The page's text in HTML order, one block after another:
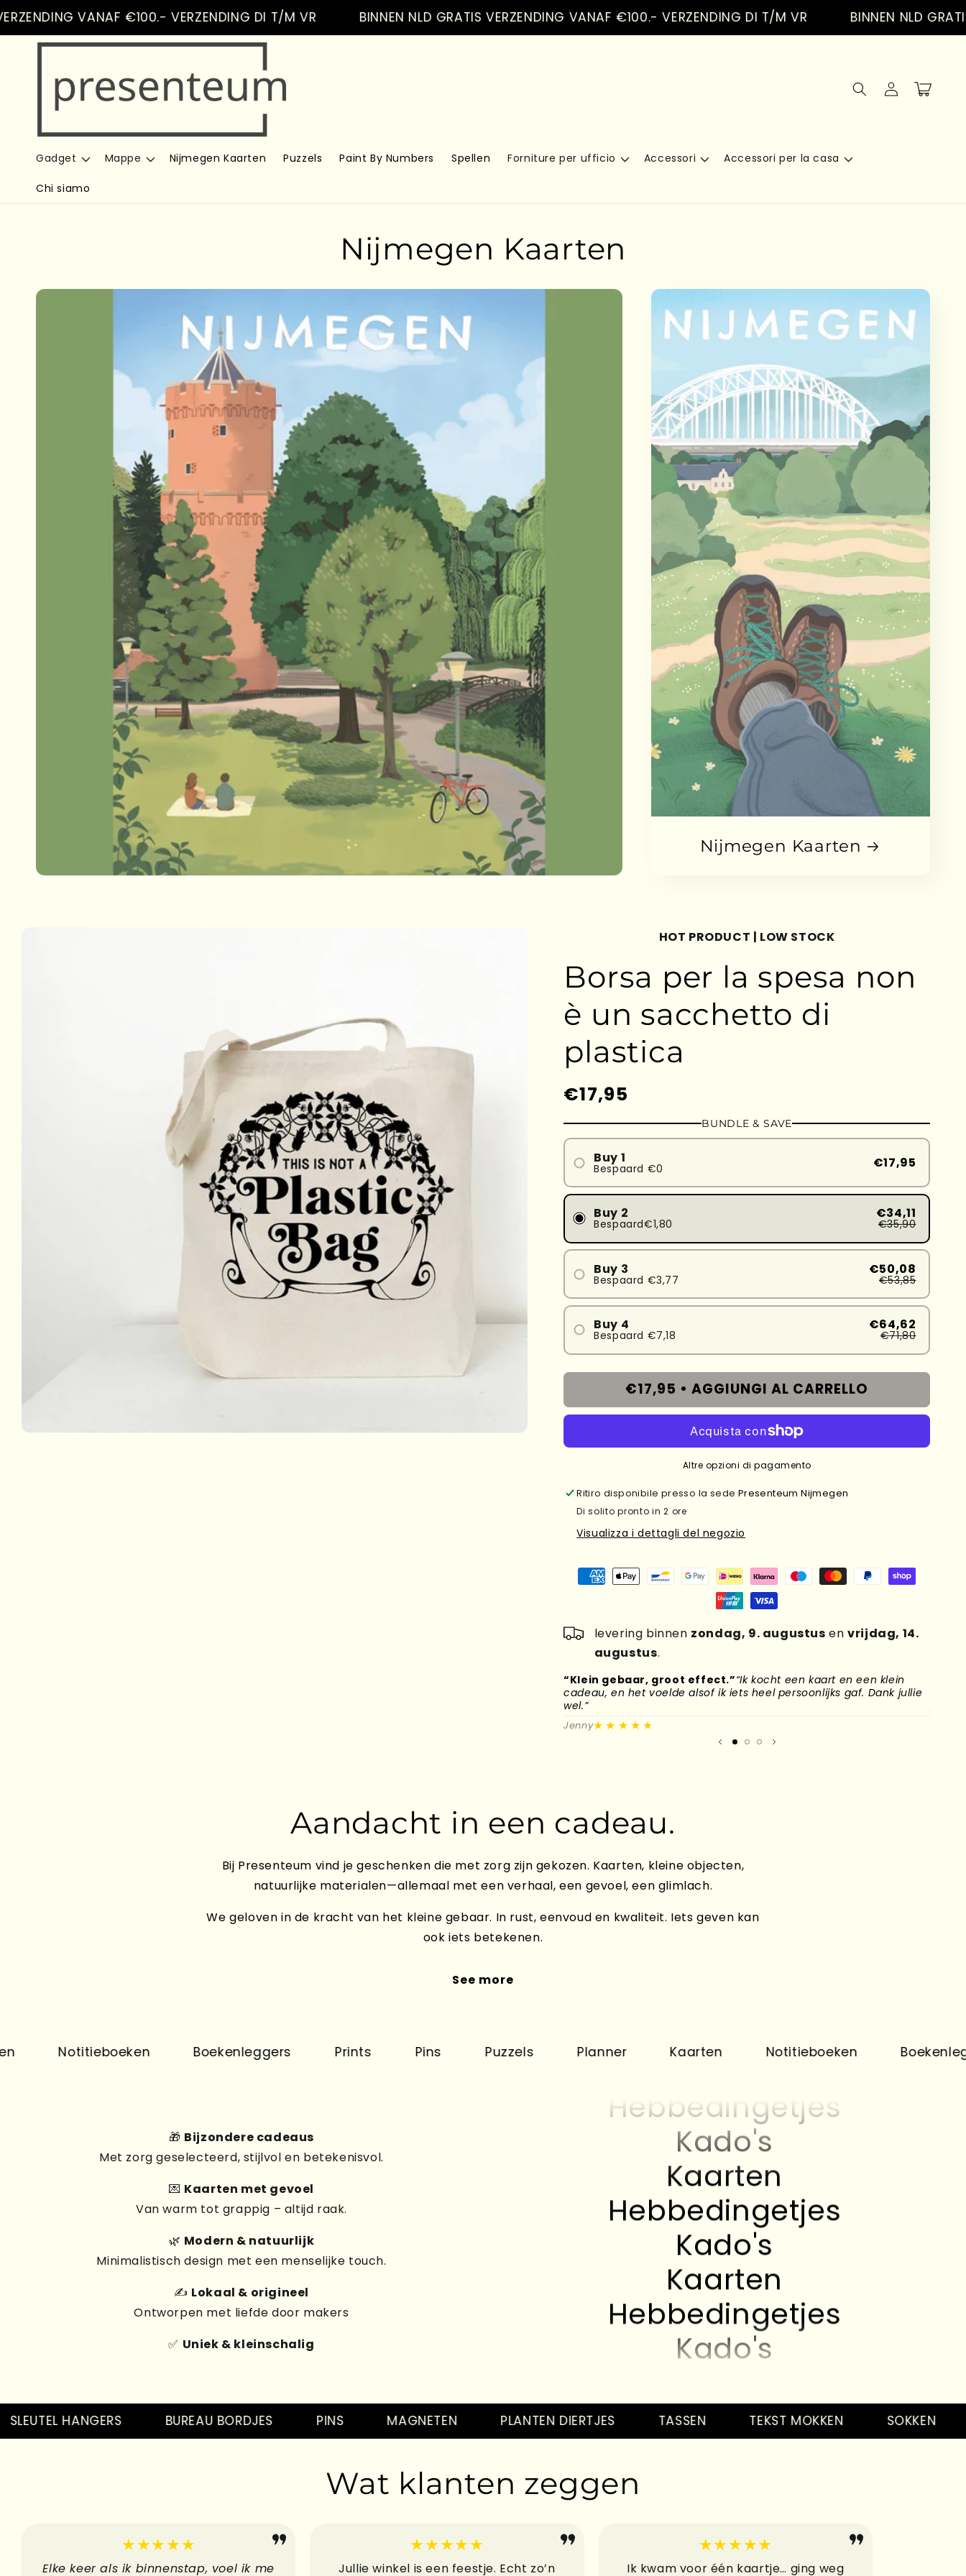
VANAF €100.- VERZENDING DI T/M VR BINNEN NLD GRATIS VERZENDING VANAF €100.- VERZENDING DI T/M VR BINNEN NLD GRATIS
Gadget Mappe Nijmegen Kaarten Puzzels Paint By Numbers Spellen Forniture per ufficio Accessori Accessori per la casa
Chi siamo
Accedi Carrello
Nijmegen Kaarten
Nijmegen Kaarten
HOT PRODUCT | LOW STOCK
Borsa per la spesa non
è un sacchetto di
plastica
Prezzo
listino
€17,95
BUNDLE & SAVE
Buy 1
Bespaard €0 €17,95
Buy 2
Bespaard€1,80
€34,11
€35,90
Buy 3
Bespaard €3,77
€50,08
€53,85
Buy 4
Bespaard €7,18
€64,62
€71,80
€17,95 •AGGIUNGI AL CARRELLO
Altre opzioni di pagamento
Ritiro disponibile presso la sede Presenteum Nijmegen
Di solito pronto in 2 ore
Visualizza i dettagli del negozio
levering binnen zondag, 9. augustus envrijdag, 14.
augustus.
“Klein gebaar, groot effect.”“Ik kocht een kaart en een klein
cadeau, en het voelde alsof ik iets heel persoonlijks gaf. Dank jullie
wel.”
Jenny★★★★★
Aandacht in een cadeau.
Bij Presenteum vind je geschenken die met zorg zijn gekozen. Kaarten, kleine objecten,
natuurlijke materialen—allemaal met een verhaal, een gevoel, een glimlach.
We geloven in de kracht van het kleine gebaar. In rust, eenvoud en kwaliteit. Iets geven kan
ook iets betekenen.
See more
Notitieboeken Boekenleggers Pins Puzzels Planner Kaarten Notitieboeken Boekenleggers
🎁 Bijzondere cadeaus
Met zorg geselecteerd, stijlvol en betekenisvol.
💌 Kaarten met gevoel
Van warm tot grappig – altijd raak.
🌿 Modern & natuurlijk
Minimalistisch design met een menselijke touch.
✍️ Lokaal & origineel
Ontworpen met liefde door makers
✅ Uniek & kleinschalig
Kaarten
Kado's
Kaarten
Hebbedingetjes
Kado's
Kaarten
Hebbedingetjes
Kado's
Kaarten
Hebbedingetjes
Kado's
Hebbedingetjes
Kado's
Kaarten
HANGERS BUREAU BORDJES MAGNETEN PLANTEN DIERTJES TASSEN TEKST MOKKEN SOKKEN
Wat klanten zeggen
★★★★★
Elke keer als ik binnenstap, voel ik me
★★★★★
Jullie winkel is een feestje. Echt zo’n
★★★★★
Ik kwam voor één kaartje… ging weg